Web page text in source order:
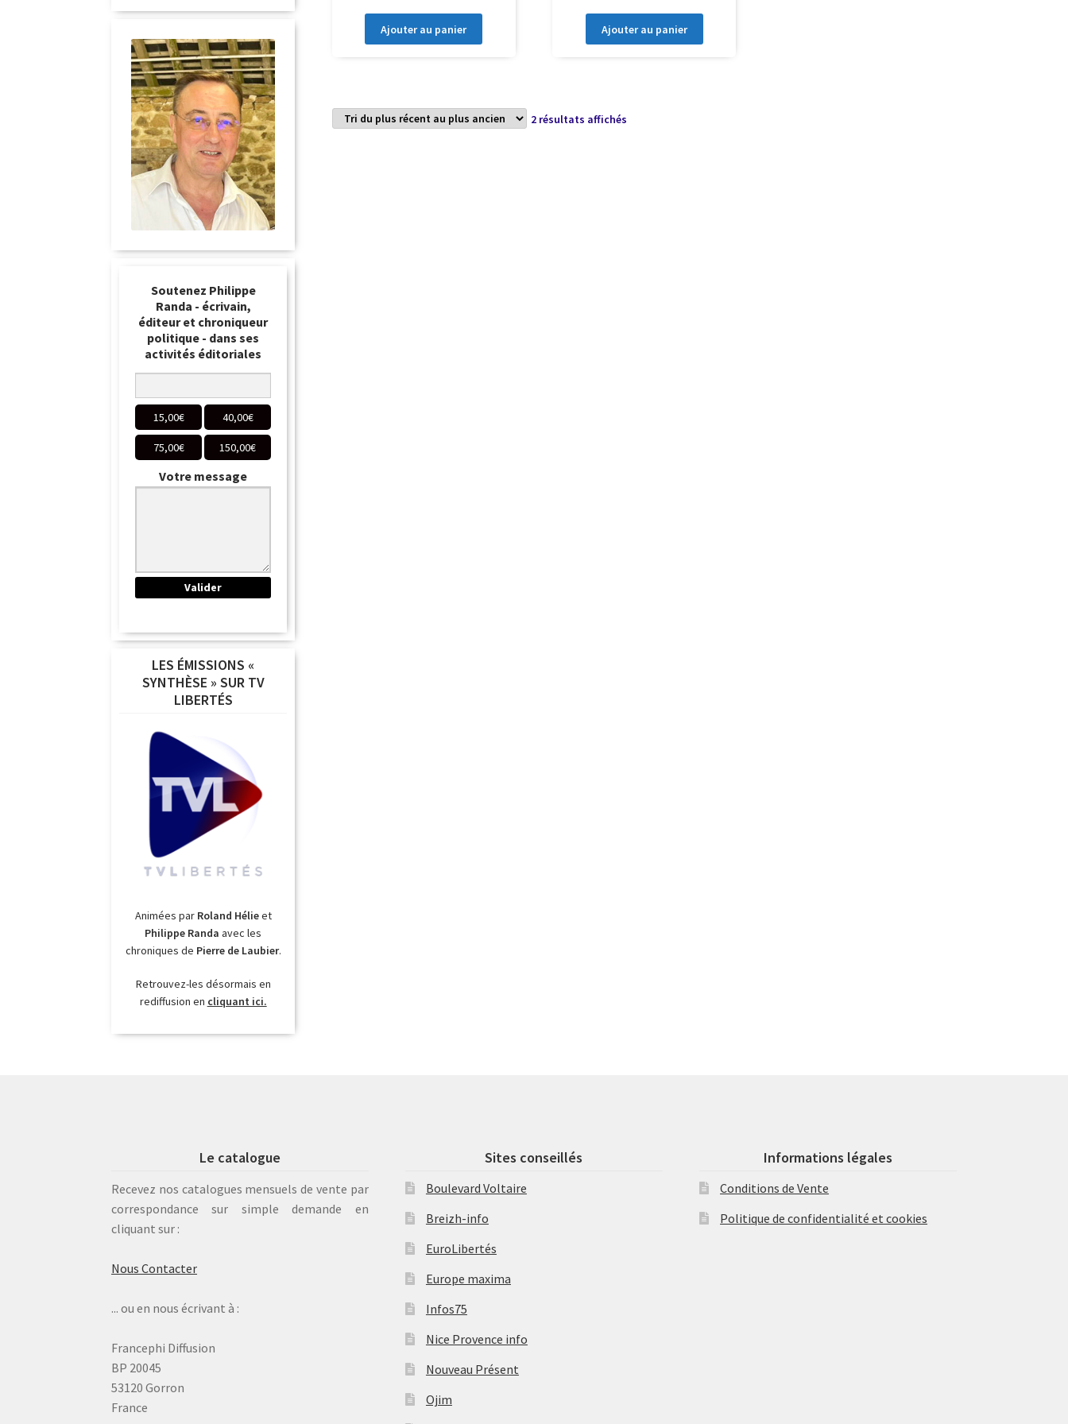
Ajouter au panier Ajouter au panier
2 résultats affichésTrié
Soutenez Philippe
Randa - écrivain,
éditeur et chroniqueur
politique - dans ses
activités éditoriales
15,00€ 40,00€
75,00€ 150,00€
Votre message
LES ÉMISSIONS «
SYNTHÈSE » SUR TV
LIBERTÉS
Animées par Roland Hélieet
Philippe Randa avec les
chroniques de Pierre de Laubier.
Retrouvez-les désormais en
rediffusion en cliquant ici.
Le catalogue
Recevez nos catalogues mensuels de vente par
correspondance sur simple demande en
cliquant sur :
Nous Contacter
... ou en nous écrivant à :
Francephi Diffusion
BP 20045
53120 Gorron
France
Sites conseillés
Boulevard Voltaire
Breizh-info
EuroLibertés
Europe maxima
Infos75
Nice Provence info
Nouveau Présent
Ojim
Informations légales
Conditions de Vente
Politique de confidentialité et cookies